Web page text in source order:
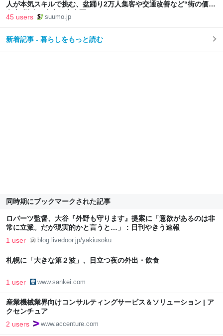
人が本気スキルで挑む、盆踊り2万人集客や交通改善など“街の価値
向上”戦略 東京・中央区
45 users suumo.jp
新着記事 - 暮らしをもっと読む
同時期にブックマークされた記事
ロバーツ監督、大谷『外野も守ります』提案に「意欲があるのは非
常に立派。だが現実的かと言うと…」 : 日刊やきう速報
1 user blog.livedoor.jp/yakiusoku
札幌に「大きな第２波」、目立つ夜の外出・飲食
1 user www.sankei.com
産業機械業界向けコンサルティングサービス＆ソリューション | ア
クセンチュア
2 users www.accenture.com